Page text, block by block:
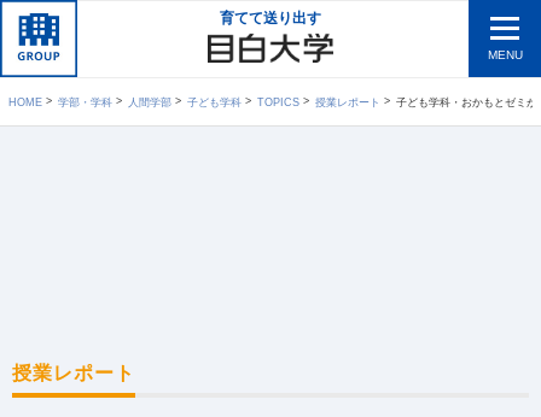
育てて送り出す
MENU
HOME 学部・学科 人間学部 子ども学科 TOPICS 授業レポート 子ども学科・おかもとゼミが体験型
授業レポート